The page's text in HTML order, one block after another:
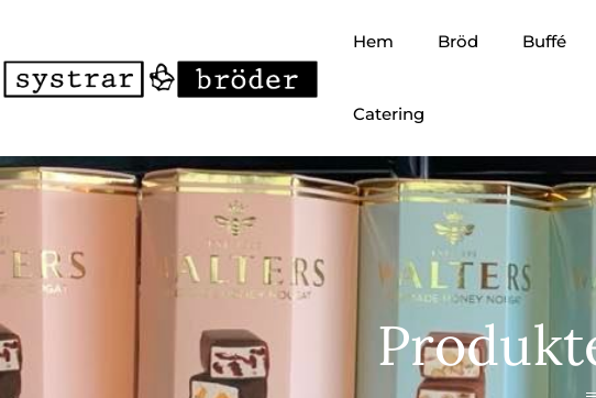
Hem Bröd Buffé
Catering